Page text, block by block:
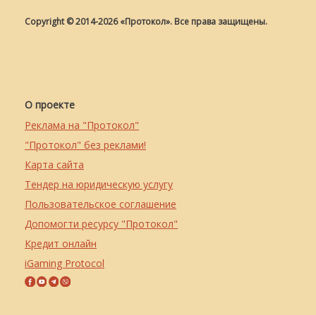
Copyright © 2014-2026 «Протокол». Все права защищены.
О проекте
Реклама на "Протокол"
"Протокол" без реклами!
Карта сайта
Тендер на юридическую услугу
Пользовательское соглашение
Допомогти ресурсу "Протокол"
Кредит онлайн
iGaming Protocol